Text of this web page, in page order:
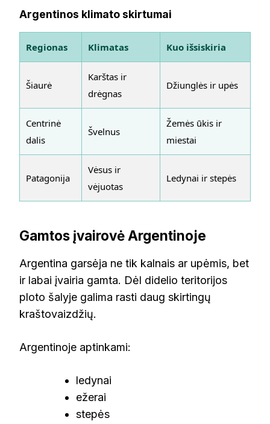
Argentinos klimato skirtumai
Regionas Klimatas Kuo išsiskiria
Šiaurė
Karštas ir
drėgnas
Džiunglės ir upės
Centrinė
dalis
Švelnus
Žemės ūkis ir
miestai
Patagonija
Vėsus ir
vėjuotas
Ledynai ir stepės
Gamtos įvairovė Argentinoje
Argentina garsėja ne tik kalnais ar upėmis, bet
ir labai įvairia gamta. Dėl didelio teritorijos
ploto šalyje galima rasti daug skirtingų
kraštovaizdžių.
Argentinoje aptinkami:
ledynai
ežerai
stepės